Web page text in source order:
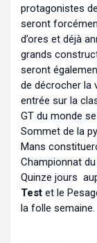
protagonistes
seront
d’ores et déjà
grands
seront
de décrocher la
entrée sur la
GT du monde
Sommet de la
Mans
Championnat du
Quinze jours
Test et le
la folle semaine.